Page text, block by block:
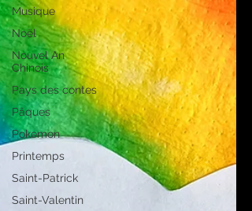
Musique
Noël
Nouvel An
Chinois
Pays des contes
Pâques
Pokemon
Printemps
Saint-Patrick
Saint-Valentin